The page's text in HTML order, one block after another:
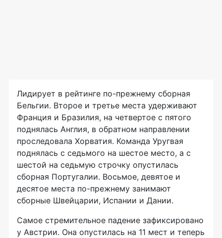
Лидирует в рейтинге по-прежнему сборная
Бельгии. Второе и третье места удерживают
Франция и Бразилия, на четвертое с пятого
поднялась Англия, в обратном направлении
проследовала Хорватия. Команда Уругвая
поднялась с седьмого на шестое место, а с
шестой на седьмую строчку опустилась
сборная Португалии. Восьмое, девятое и
десятое места по-прежнему занимают
сборные Швейцарии, Испании и Дании.
Самое стремительное падение зафиксировано
у Австрии. Она опустилась на 11 мест и теперь